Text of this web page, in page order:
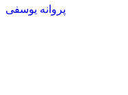
پروانه یوسفی